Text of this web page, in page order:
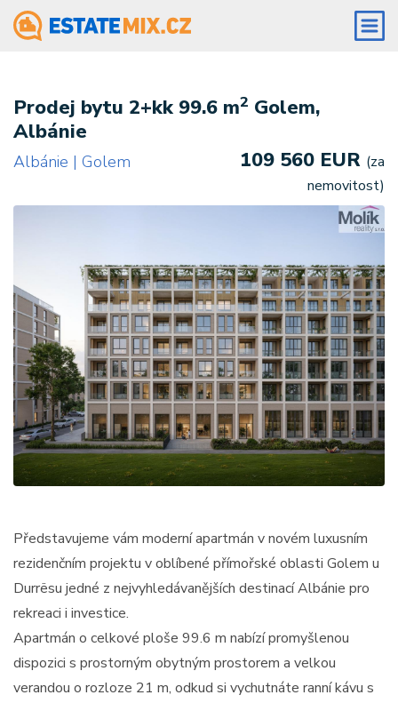
Prodej bytu 2+kk 99.6 m2 Golem,
Albánie
Albánie | Golem 109 560 EUR (za
nemovitost)
Představujeme vám moderní apartmán v novém luxusním
rezidenčním projektu v oblíbené přímořské oblasti Golem u
Durrësu jedné z nejvyhledávanějších destinací Albánie pro
rekreaci i investice.
Apartmán o celkové ploše 99.6 m nabízí promyšlenou
dispozici s prostorným obytným prostorem a velkou
verandou o rozloze 21 m, odkud si vychutnáte ranní kávu s